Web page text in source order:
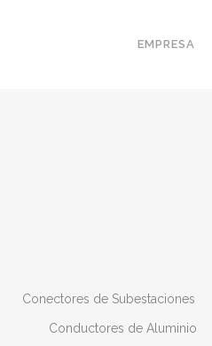
EMPRESA
Conectores de Subestaciones
Conductores de Aluminio